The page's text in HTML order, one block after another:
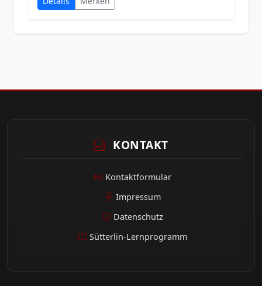
KONTAKT
Kontaktformular
Impressum
Datenschutz
Sütterlin-Lernprogramm